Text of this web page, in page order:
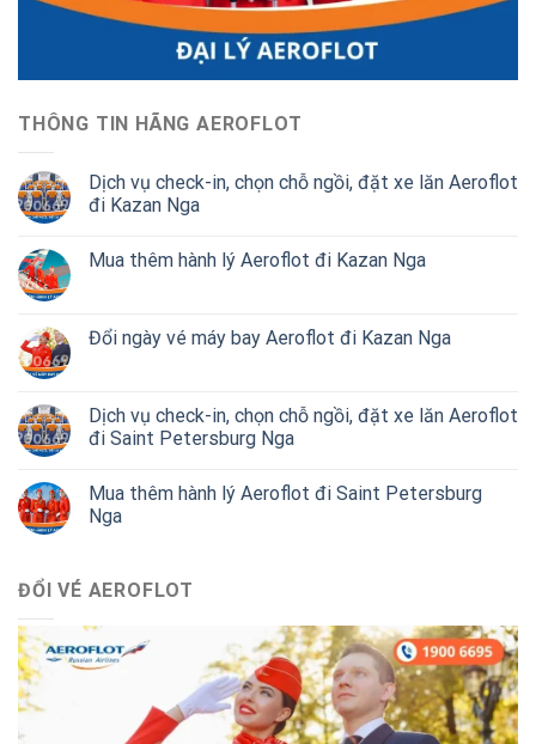
THÔNG TIN HÃNG AEROFLOT
Dịch vụ check-in, chọn chỗ ngồi, đặt xe lăn Aeroflot
đi Kazan Nga
Mua thêm hành lý Aeroflot đi Kazan Nga
Đổi ngày vé máy bay Aeroflot đi Kazan Nga
Dịch vụ check-in, chọn chỗ ngồi, đặt xe lăn Aeroflot
đi Saint Petersburg Nga
Mua thêm hành lý Aeroflot đi Saint Petersburg
Nga
ĐỔI VÉ AEROFLOT